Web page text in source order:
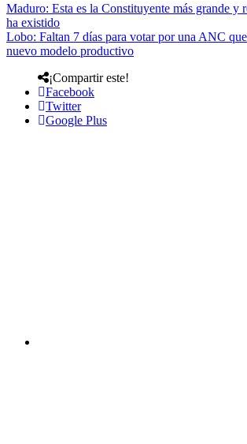
Maduro: Esta es la Constituyente más grande y
ha existido
Lobo: Faltan 7 días para votar por una ANC
nuevo modelo productivo
¡Compartir este!
Facebook
Twitter
Google Plus